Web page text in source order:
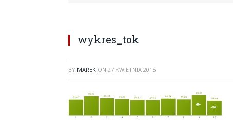
wykres_tok
BY MAREK ON 27 KWIETNIA 2015